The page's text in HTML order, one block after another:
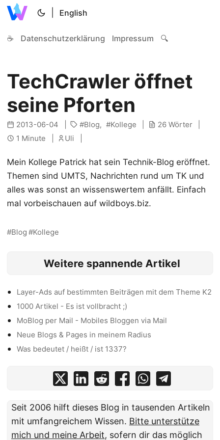
English
☕ Datenschutzerklärung Impressum 🔍
TechCrawler öffnet
seine Pforten
2013-06-04 Blog Kollege
26 Wörter
1 Minute
Uli
Mein Kollege Patrick hat sein Technik-Blog eröffnet.
Themen sind UMTS, Nachrichten rund um TK und
alles was sonst an wissenswertem anfällt. Einfach
mal vorbeischauen auf wildboys.biz.
Blog Kollege
Weitere spannende Artikel
Layer-Ads auf bestimmten Beiträgen mit dem Theme K2
1000 Artikel - Es ist vollbracht ;)
MoBlog per Mail - Mobiles Bloggen via Mail
Neue Blogs & Pages in meinem Radius
Was bedeutet / heißt / ist 1337?
Seit 2006 hilft dieses Blog in tausenden Artikeln
mit umfangreichem Wissen. Bitte unterstütze
mich und meine Arbeit, sofern dir das möglich